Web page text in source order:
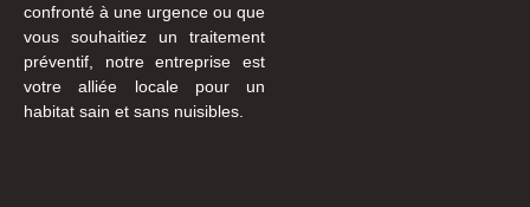
confronté à une urgence ou que
vous souhaitiez un traitement
préventif, notre entreprise est
votre alliée locale pour un
habitat sain et sans nuisibles.